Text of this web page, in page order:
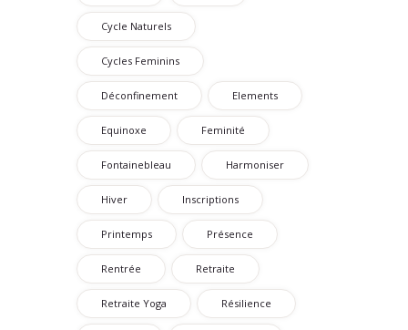
Cycle Naturels
Cycles Feminins
Déconfinement Elements
Equinoxe Feminité
Fontainebleau Harmoniser
Hiver Inscriptions
Printemps Présence
Rentrée Retraite
Retraite Yoga Résilience